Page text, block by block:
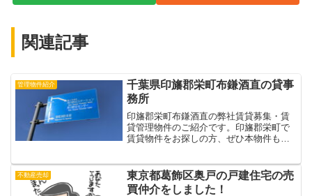
関連記事
管理物件紹介
千葉県印旛郡栄町布鎌酒直の貸事
務所
印旛郡栄町布鎌酒直の弊社賃貸募集・賃
貸管理物件のご紹介です。印旛郡栄町で
賃貸物件をお探しの方、ぜひ本物件もご
スマイル・リンク(株)の川邉です。栄町布
鎌酒直で貸事務所...
不動産売却
東京都葛飾区奥戸の戸建住宅の売
買仲介をしました！